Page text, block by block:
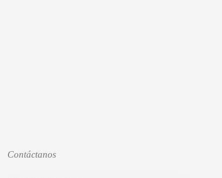
Contáctanos